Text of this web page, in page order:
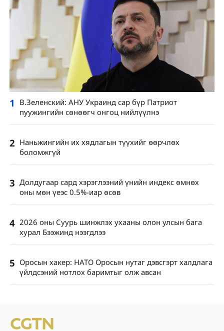
1
В.Зеленский: АНУ Украинд сар бүр Патриот
пуужингийн сөнөөгч онгоц нийлүүлнэ
2 Наньжингийн их хядлагын түүхийг өөрчлөх
боломжгүй
3 Долдугаар сард хэрэглээний үнийн индекс өмнөх
оны мөн үеэс 0.5%-иар өсөв
4 2026 оны Суурь шинжлэх ухааны олон улсын бага
хурал Бээжинд нээгдлээ
5 Оросын хакер: НАТО Оросын нутаг дэвсгэрт халдлага
үйлдсэний нотлох баримтыг олж авсан